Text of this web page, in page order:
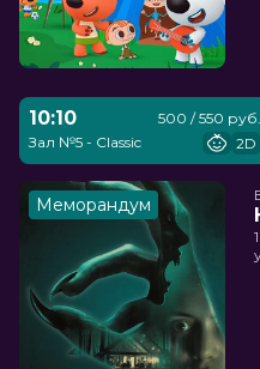
10:10
Зал №5 - Classic
500 / 550 руб.
2D
Меморандум